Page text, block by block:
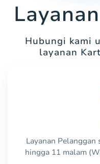
Hubungi kami
layanan
Layanan
hingga 11 malam